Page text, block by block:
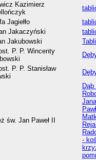
Kazimierz
Jagiełło
Jakaczyński
Jakubowski
P. P. Wincenty
P. P. Stanisław
św. Jan Paweł II
-